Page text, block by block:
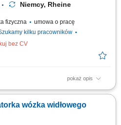
Niemcy, Rheine
fizyczna
umowa o pracę
kilku pracowników
bez CV
pokaż opis
oraz transport towarów na
zamówień do wysyłki;
magazynu wysokiego
wózka widłowego